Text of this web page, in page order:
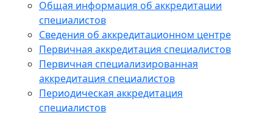
Общая информация об аккредитации
специалистов
Сведения об аккредитационном центре
Первичная аккредитация специалистов
Первичная специализированная
аккредитация специалистов
Периодическая аккредитация
специалистов